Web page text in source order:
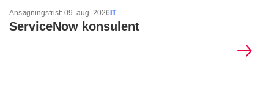
Ansøgningsfrist: 09. aug. 2026 IT
ServiceNow konsulent